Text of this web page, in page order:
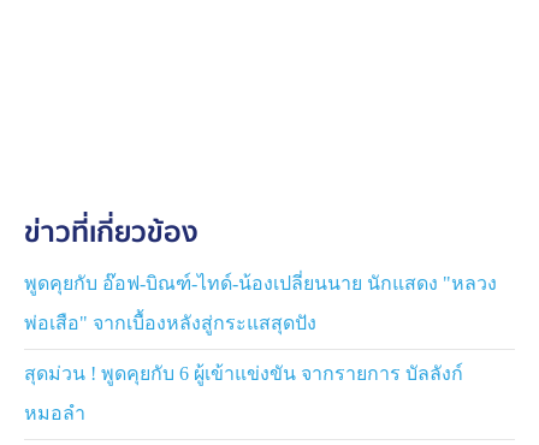
ข่าวที่เกี่ยวข้อง
พูดคุยกับ อ๊อฟ-บิณฑ์-ไทด์-น้องเปลี่ยนนาย นักแสดง "หลวง
พ่อเสือ" จากเบื้องหลังสู่กระแสสุดปัง
สุดม่วน ! พูดคุยกับ 6 ผู้เข้าแข่งขัน จากรายการ บัลลังก์
หมอลำ